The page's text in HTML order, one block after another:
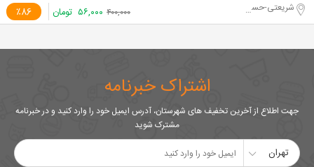
٪86 شریعتی-حسینیه ارشاد ۴۰۰,۰۰۰ ۵۶,۰۰۰ تومان
اشتراک خبرنامه
جهت اطلاع از آخرین تخفیف های شهرستان، آدرس ایمیل خود را وارد کنید و در خبرنامه
مشترک شوید
تهران